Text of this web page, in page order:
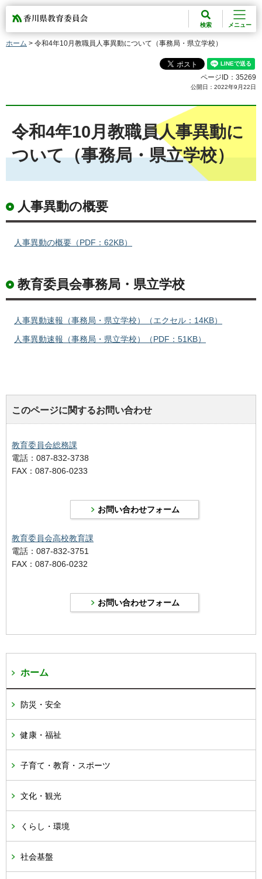
香川県教育委員会
検索 メニュー
ホーム > 令和4年10月教職員人事異動について（事務局・県立学校）
ページID：35269
公開日：2022年9月22日
令和4年10月教職員人事異動に
ついて（事務局・県立学校）
人事異動の概要
人事異動の概要（PDF：62KB）
教育委員会事務局・県立学校
人事異動速報（事務局・県立学校）（エクセル：14KB）
人事異動速報（事務局・県立学校）（PDF：51KB）
このページに関するお問い合わせ
教育委員会総務課
電話：087-832-3738
FAX：087-806-0233
教育委員会高校教育課
電話：087-832-3751
FAX：087-806-0232
ホーム
防災・安全
健康・福祉
子育て・教育・スポーツ
文化・観光
くらし・環境
社会基盤